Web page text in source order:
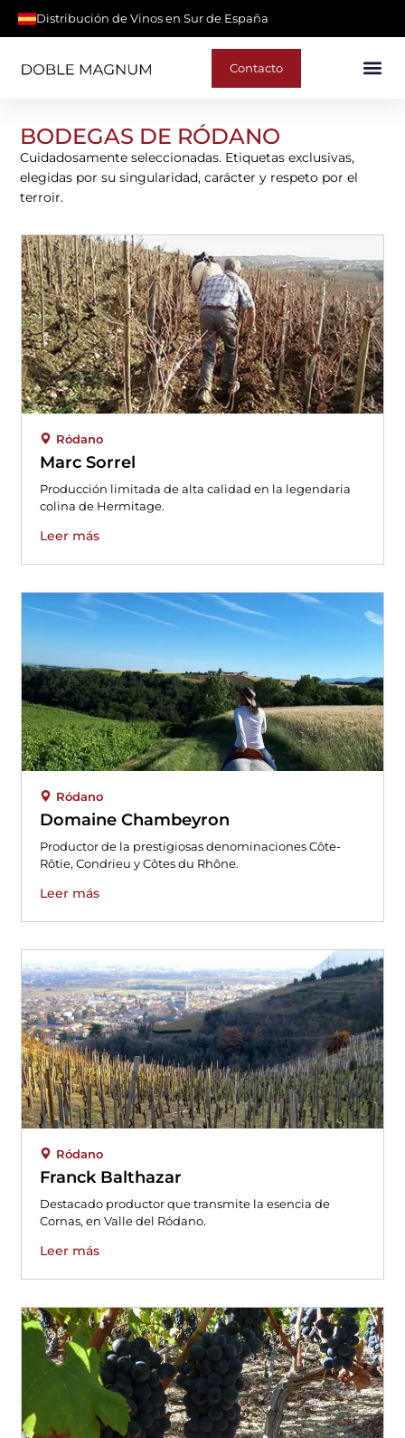
Distribución de Vinos en Sur de España
Contacto
BODEGAS DE RÓDANO
Cuidadosamente seleccionadas. Etiquetas exclusivas,
elegidas por su singularidad, carácter y respeto por el
terroir.
Ródano
Marc Sorrel
Producción limitada de alta calidad en la legendaria
colina de Hermitage.
Leer más
Ródano
Domaine Chambeyron
Productor de la prestigiosas denominaciones Côte-
Rôtie, Condrieu y Côtes du Rhône.
Leer más
Ródano
Franck Balthazar
Destacado productor que transmite la esencia de
Cornas, en Valle del Ródano.
Leer más